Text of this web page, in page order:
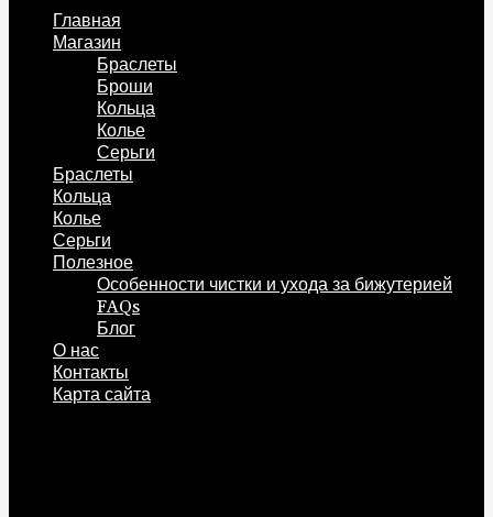
Главная
Магазин
Браслеты
Броши
Кольца
Колье
Серьги
Браслеты
Кольца
Колье
Серьги
Полезное
Особенности чистки и ухода за бижутерией
FAQs
Блог
О нас
Контакты
Карта сайта